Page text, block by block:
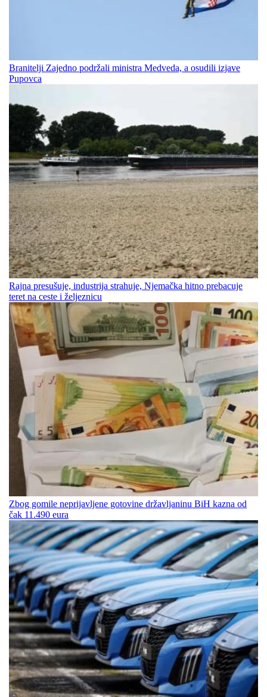
Branitelji Zajedno podržali ministra Medveda, a osudili izjave
Pupovca
Rajna presušuje, industrija strahuje, Njemačka hitno prebacuje
teret na ceste i željeznicu
Zbog gomile neprijavljene gotovine državljaninu BiH kazna od
čak 11.490 eura